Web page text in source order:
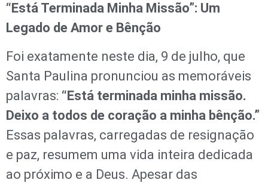
“Está Terminada Minha Missão”: Um
Legado de Amor e Bênção
Foi exatamente neste dia, 9 de julho, que
Santa Paulina pronunciou as memoráveis
palavras: “Está terminada minha missão.
Deixo a todos de coração a minha bênção.”
Essas palavras, carregadas de resignação
e paz, resumem uma vida inteira dedicada
ao próximo e a Deus. Apesar das